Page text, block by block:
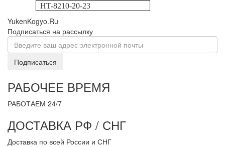
HT-8210-20-23
YukenKogyo.Ru
Подписаться на рассылку
Подписаться
РАБОЧЕЕ ВРЕМЯ
РАБОТАЕМ 24/7
ДОСТАВКА РФ / СНГ
Доставка по всей России и СНГ